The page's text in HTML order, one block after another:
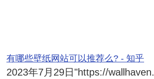
有哪些壁纸网站可以推荐么? - 知乎
2023年7月29日 "https://